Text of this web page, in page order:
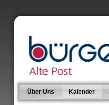
Über Uns Kalender